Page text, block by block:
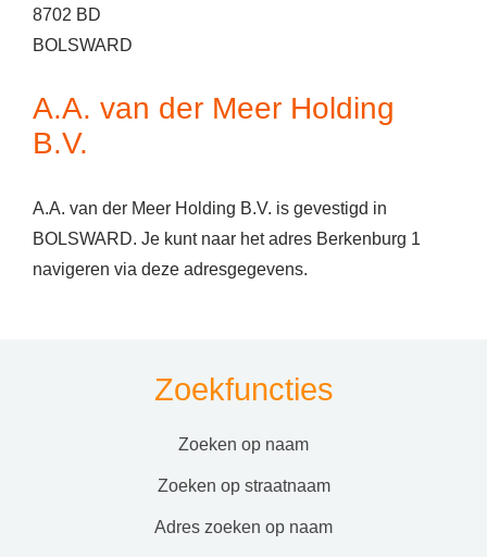
8702 BD
BOLSWARD
A.A. van der Meer Holding
B.V.
A.A. van der Meer Holding B.V. is gevestigd in
BOLSWARD. Je kunt naar het adres Berkenburg 1
navigeren via deze adresgegevens.
Zoekfuncties
zoeken op naam
zoeken op straatnaam
adres zoeken op naam